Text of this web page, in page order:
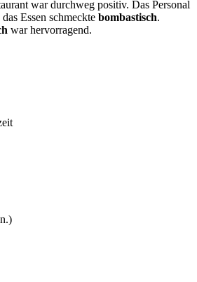
war durchweg positiv. Das Personal
Essen schmeckte bombastisch.
war hervorragend.